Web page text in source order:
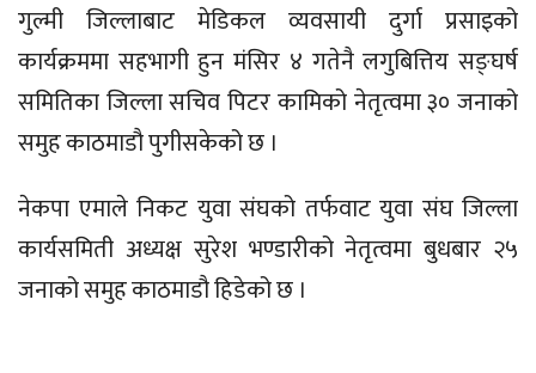
गुल्मी जिल्लाबाट मेडिकल व्यवसायी दुर्गा प्रसाइको
कार्यक्रममा सहभागी हुन मंसिर ४ गतेनै लगुबित्तिय सङ्घर्ष
समितिका जिल्ला सचिव पिटर कामिको नेतृत्वमा ३० जनाको
समुह काठमाडौ पुगीसकेको छ ।
नेकपा एमाले निकट युवा संघको तर्फवाट युवा संघ जिल्ला
कार्यसमिती अध्यक्ष सुरेश भण्डारीको नेतृत्वमा बुधबार २५
जनाको समुह काठमाडौ हिडेको छ ।